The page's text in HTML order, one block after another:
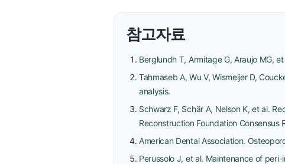
참고자료
Berglundh T, Armitage G, Araujo MG,
Tahmaseb A, Wu V, Wismeijer D,
analysis.
Schwarz F, Schär A, Nelson K, et al.
Reconstruction Foundation Consensus
American Dental Association.
Perussolo J, et al. Maintenance of